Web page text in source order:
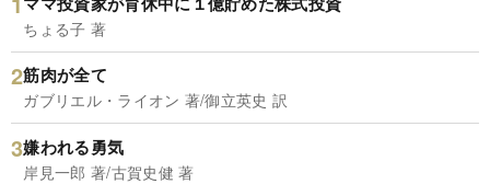
ちょる子 著
筋肉が全て
ガブリエル・ライオン 著/御立英史 訳
嫌われる勇気
岸見一郎 著/古賀史健 著